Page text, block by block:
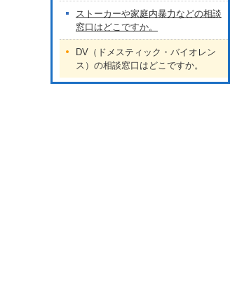
ストーカーや家庭内暴力などの相談
窓口はどこですか。
DV（ドメスティック・バイオレン
ス）の相談窓口はどこですか。